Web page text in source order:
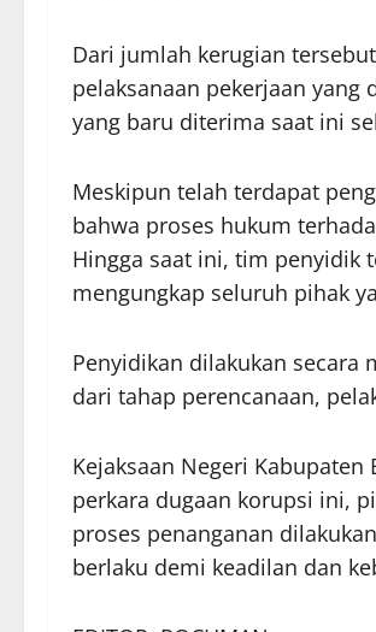
Dari jumlah kerugian
pelaksanaan pekerjaan
yang baru diterima saat ini
Meskipun telah terdapat
bahwa proses hukum
Hingga saat ini, tim penyidik
mengungkap seluruh pihak
Penyidikan dilakukan secara
dari tahap perencanaan,
Kejaksaan Negeri
perkara dugaan korupsi ini,
proses penanganan
berlaku demi keadilan dan